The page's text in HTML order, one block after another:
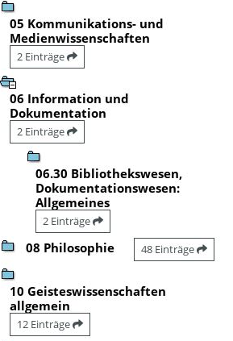
05 Kommunikations- und
Medienwissenschaften
2 Einträge
06 Information und
Dokumentation
2 Einträge
06.30 Bibliothekswesen,
Dokumentationswesen:
Allgemeines
2 Einträge
08 Philosophie 48 Einträge
10 Geisteswissenschaften
allgemein
12 Einträge